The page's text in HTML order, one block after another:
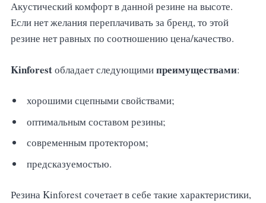
Акустический комфорт в данной резине на высоте.
Если нет желания переплачивать за бренд, то этой
резине нет равных по соотношению цена/качество.
Kinforestобладает следующимипреимуществами:
хорошими сцепными свойствами;
оптимальным составом резины;
современным протектором;
предсказуемостью.
Резина Kinforest сочетает в себе такие характеристики,